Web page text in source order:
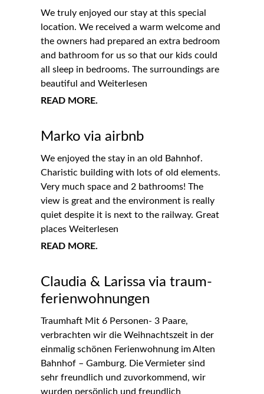
We truly enjoyed our stay at this special
location. We received a warm welcome and
the owners had prepared an extra bedroom
and bathroom for us so that our kids could
all sleep in bedrooms. The surroundings are
beautiful and Weiterlesen
READ MORE.
Marko via airbnb
We enjoyed the stay in an old Bahnhof.
Charistic building with lots of old elements.
Very much space and 2 bathrooms! The
view is great and the environment is really
quiet despite it is next to the railway. Great
places Weiterlesen
READ MORE.
Claudia & Larissa via traum-
ferienwohnungen
Traumhaft Mit 6 Personen- 3 Paare,
verbrachten wir die Weihnachtszeit in der
einmalig schönen Ferienwohnung im Alten
Bahnhof – Gamburg. Die Vermieter sind
sehr freundlich und zuvorkommend, wir
wurden persönlich und freundlich